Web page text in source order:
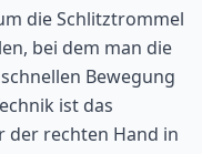
die Schlitztrommel
bei dem man die
Bewegung
ist das
der rechten Hand in